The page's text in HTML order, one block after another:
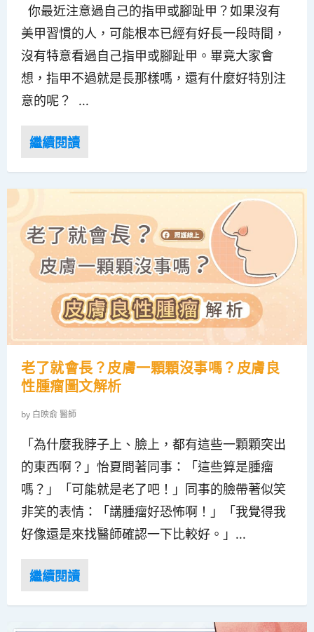
你最近注意過自己的指甲或腳趾甲？如果沒有
美甲習慣的人，可能根本已經有好長一段時間，
沒有特意看過自己指甲或腳趾甲。畢竟大家會
想，指甲不過就是長那樣嗎，還有什麼好特別注
意的呢？ ...
老了就會長？皮膚一顆顆沒事嗎？皮膚良
性腫瘤圖文解析
by 白映俞 醫師
「為什麼我脖子上、臉上，都有這些一顆顆突出
的東西啊？」怡夏問著同事：「這些算是腫瘤
嗎？」「可能就是老了吧！」同事的臉帶著似笑
非笑的表情：「講腫瘤好恐怖啊！」「我覺得我
好像還是來找醫師確認一下比較好。」...